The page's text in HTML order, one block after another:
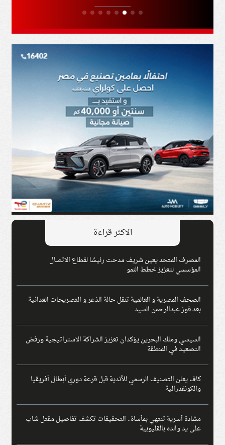
الاكثر قراءة
المصرف المتحد يعين شريف مدحت رئيسًا لقطاع الاتصال
المؤسسي لتعزيز خطط النمو
الصحف المصرية و العالمية تنقل حالة الذعر و التصريحات العدائية
بعد فوز عبدالرحمن السيد
السيسي وملك البحرين يؤكدان تعزيز الشراكة الاستراتيجية ورفض
التصعيد في المنطقة
كاف يعلن التصنيف الرسمي للأندية قبل قرعة دوري أبطال أفريقيا
والكونفدرالية
مشادة أسرية تنتهي بمأساة.. التحقيقات تكشف تفاصيل مقتل شاب
على يد والده بالقليوبية